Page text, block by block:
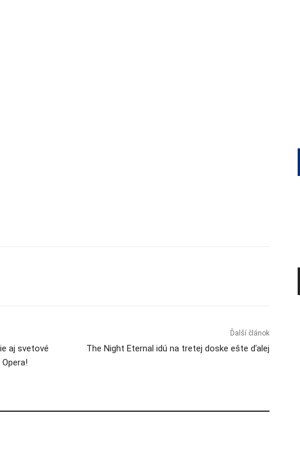
aj svetové
Ďalší článok
The Night Eternal idú na tretej doske ešte ďalej